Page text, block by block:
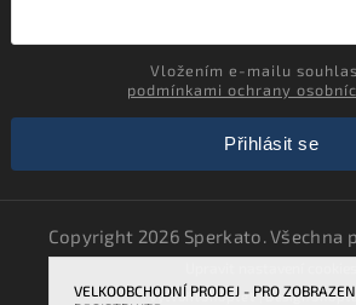
VELKOOBCHODNÍ PRODEJ - PRO
podmínkami ochrany
Přihlásit se
Copyright 2026 Sperkato. Všechna
VytvořilShoptet| Design